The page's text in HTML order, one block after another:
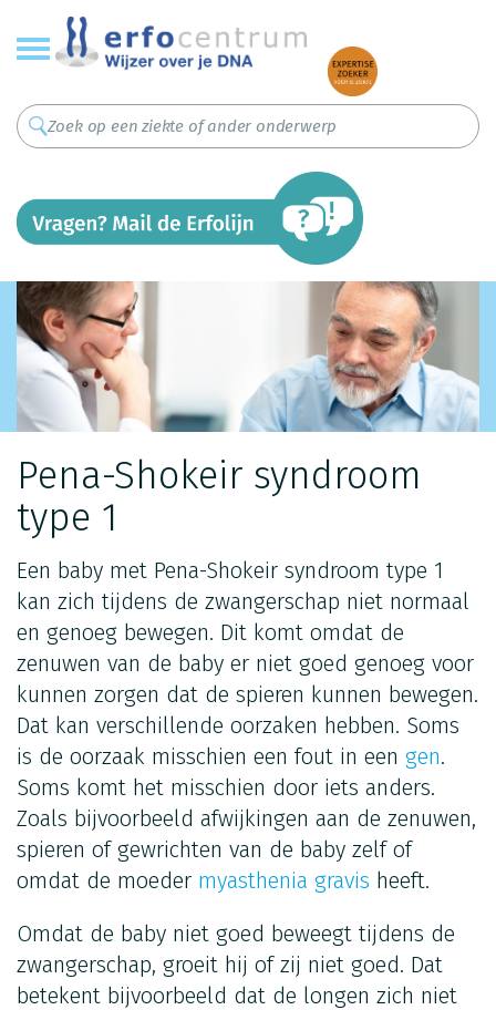
Overslaan
en
naar
inhoud
gaan
Pena-Shokeir syndroom
type 1
Een baby met Pena-Shokeir syndroom type 1
kan zich tijdens de zwangerschap niet normaal
en genoeg bewegen. Dit komt omdat de
zenuwen van de baby er niet goed genoeg voor
kunnen zorgen dat de spieren kunnen bewegen.
Dat kan verschillende oorzaken hebben. Soms
is de oorzaak misschien een fout in een gen.
Soms komt het misschien door iets anders.
Zoals bijvoorbeeld afwijkingen aan de zenuwen,
spieren of gewrichten van de baby zelf of
omdat de moeder myasthenia gravis heeft.
Omdat de baby niet goed beweegt tijdens de
zwangerschap, groeit hij of zij niet goed. Dat
betekent bijvoorbeeld dat de longen zich niet